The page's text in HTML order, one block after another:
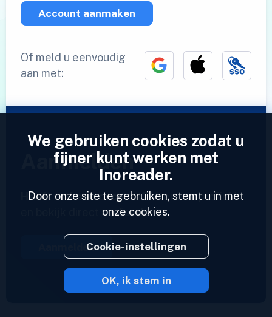
Account aanmaken
Of meld u eenvoudig
aan met:
Aanmelden
Heeft u al een account?Voer een profiel in
en bekijk direct uw feeds.
Aanmelden
2023 © Inoreader
We gebruiken cookies zodat u
fijner kunt werken met
Inoreader.
Door onze site te gebruiken, stemt u in met
onze cookies.
Cookie-instellingen
OK, ik stem in